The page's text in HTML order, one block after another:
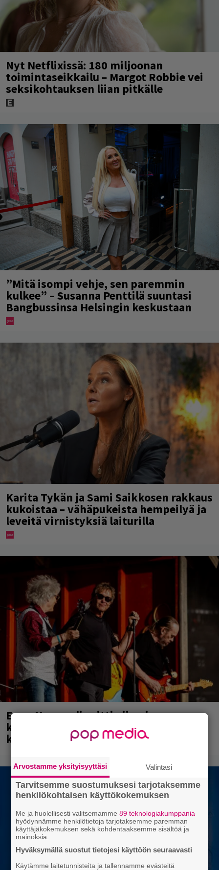
Nyt Netflixissä: 180 miljoonan
toimintaseikkailu – Margot Robbie vei
seksikohtauksen liian pitkälle
”Mitä isompi vehje, sen paremmin
kulkee” – Susanna Penttilä suuntasi
Bangbussinsa Helsingin keskustaan
Karita Tykän ja Sami Saikkosen rakkaus
kukoistaa – vähäpukeista hempeilyä ja
leveitä virnistyksiä laiturilla
Eppu Normaali soitti viimeisen
keikkansa – nämä kappaleet sillä
kuultiin
Arvostamme yksityisyyttäsi Valintasi
Tarvitsemme suostumuksesi tarjotaksemme
henkilökohtaisen käyttökokemuksen
Me ja huolellisesti valitsemamme89 teknologiakumppania
hyödynnämme henkilötietoja tarjotaksemme paremman
käyttäjäkokemuksen sekä kohdentaaksemme sisältöä ja
mainoksia.
Hyväksymällä suostut tietojesi käyttöön seuraavasti
Käytämme laitetunnisteita ja tallennamme evästeitä